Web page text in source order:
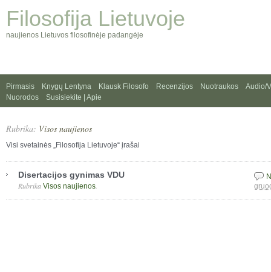
Filosofija Lietuvoje
naujienos Lietuvos filosofinėje padangėje
Pirmasis Knygų Lentyna Klausk Filosofo Recenzijos Nuotraukos
Audio/
Nuorodos
Susisiekite | Apie
Rubrika: Visos naujienos
Visi svetainės „Filosofija Lietuvoje“ įrašai
Disertacijos gynimas VDU
Rubrika Visos naujienos